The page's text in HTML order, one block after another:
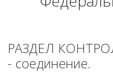
РАЗДЕЛ
- соединение.